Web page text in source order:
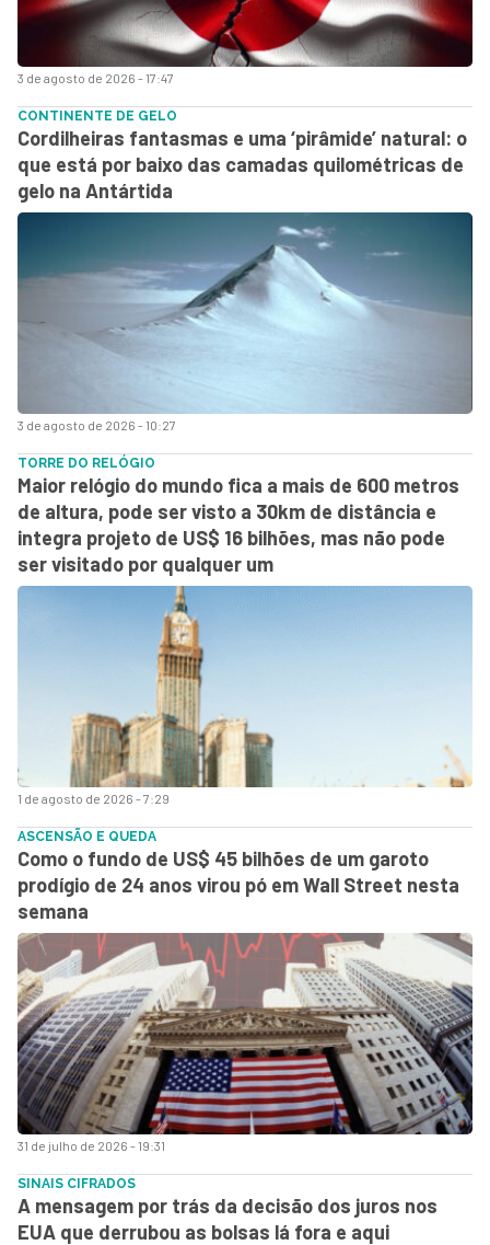
3 de agosto de 2026 - 17:47
3 de agosto de 2026 - 10:27
CONTINENTE DE GELO
Cordilheiras fantasmas e uma ‘pirâmide’ natural: o
que está por baixo das camadas quilométricas de
gelo na Antártida
1 de agosto de 2026 - 7:29
TORRE DO RELÓGIO
Maior relógio do mundo fica a mais de 600 metros
de altura, pode ser visto a 30km de distância e
integra projeto de US$ 16 bilhões, mas não pode
ser visitado por qualquer um
31 de julho de 2026 - 19:31
ASCENSÃO E QUEDA
Como o fundo de US$ 45 bilhões de um garoto
prodígio de 24 anos virou pó em Wall Street nesta
semana
SINAIS CIFRADOS
A mensagem por trás da decisão dos juros nos
EUA que derrubou as bolsas lá fora e aqui